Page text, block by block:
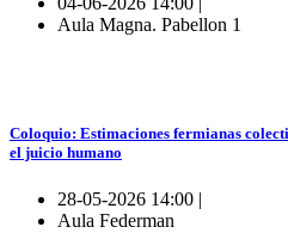
Aula Magna. Pabellon 1
Coloquio: Estimaciones fermianas
el juicio humano
28-05-2026 14:00 |
Aula Federman